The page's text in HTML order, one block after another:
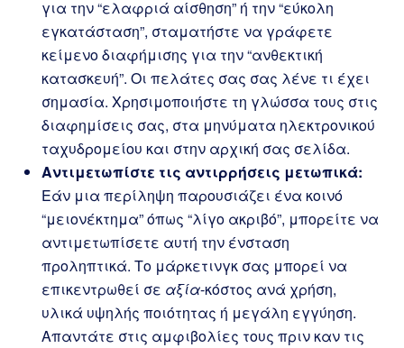
για την “ελαφριά αίσθηση” ή την “εύκολη
εγκατάσταση”, σταματήστε να γράφετε
κείμενο διαφήμισης για την “ανθεκτική
κατασκευή”. Οι πελάτες σας σας λένε τι έχει
σημασία. Χρησιμοποιήστε τη γλώσσα τους στις
διαφημίσεις σας, στα μηνύματα ηλεκτρονικού
ταχυδρομείου και στην αρχική σας σελίδα.
Αντιμετωπίστε τις αντιρρήσεις μετωπικά:
Εάν μια περίληψη παρουσιάζει ένα κοινό
“μειονέκτημα” όπως “λίγο ακριβό”, μπορείτε να
αντιμετωπίσετε αυτή την ένσταση
προληπτικά. Το μάρκετινγκ σας μπορεί να
επικεντρωθεί σε αξία-κόστος ανά χρήση,
υλικά υψηλής ποιότητας ή μεγάλη εγγύηση.
Απαντάτε στις αμφιβολίες τους πριν καν τις